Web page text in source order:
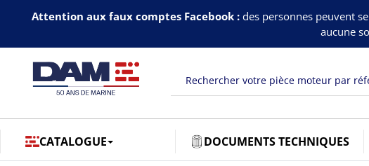
Attention aux faux comptes Facebook :des personnes peuvent
aucune
CATALOGUE DOCUMENTS TECHNIQUES